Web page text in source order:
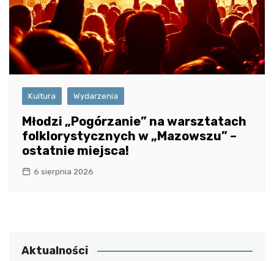
Kultura Wydarzenia
Młodzi „Pogórzanie” na warsztatach
folklorystycznych w „Mazowszu” –
ostatnie miejsca!
6 sierpnia 2026
Aktualności